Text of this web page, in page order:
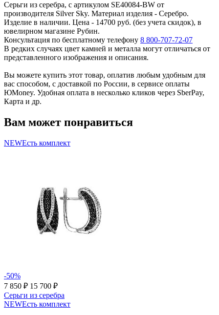
Серьги из серебра, с артикулом SE40084-BW от
производителя Silver Sky. Материал изделия - Серебро.
Изделие в наличии. Цена - 14700 руб. (без учета скидок), в
ювелирном магазине Рубин.
Консультация по бесплатному телефону 8 800-707-72-07
В редких случаях цвет камней и металла могут отличаться от
представленного изображения и описания.
Вы можете купить этот товар, оплатив любым удобным для
вас способом, с доставкой по России, в сервисе оплаты
ЮMoney. Удобная оплата в несколько кликов через SberPay,
Карта и др.
Вам может понравиться
NEWЕсть комплект
-50%
7 850 ₽ 15 700 ₽
Серьги из серебра
NEWЕсть комплект